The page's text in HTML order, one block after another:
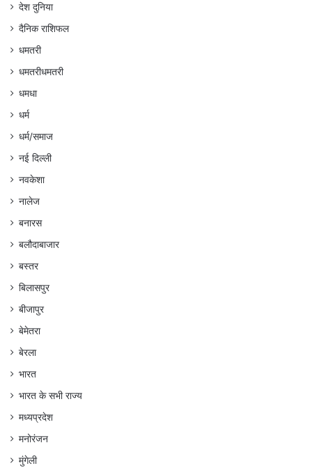
देश दुनिया
दैनिक राशिफल
धमतरी
धमतरीधमतरी
धमधा
धर्म
धर्म/समाज
नई दिल्ली
नवकेशा
नालेज
बनारस
बलौदाबाजार
बस्तर
बिलासपुर
बीजापुर
बेमेतरा
बेरला
भारत
भारत के सभी राज्य
मध्यप्रदेश
मनोरंजन
मुंगेली